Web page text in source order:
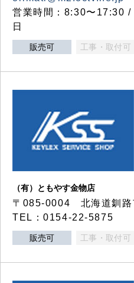
営業時間：8:30〜17:30 /
日
販売可 工事・取付可
（有）ともやす金物店
〒085-0004 北海道釧路
TEL：0154-22-5875
販売可 工事・取付可